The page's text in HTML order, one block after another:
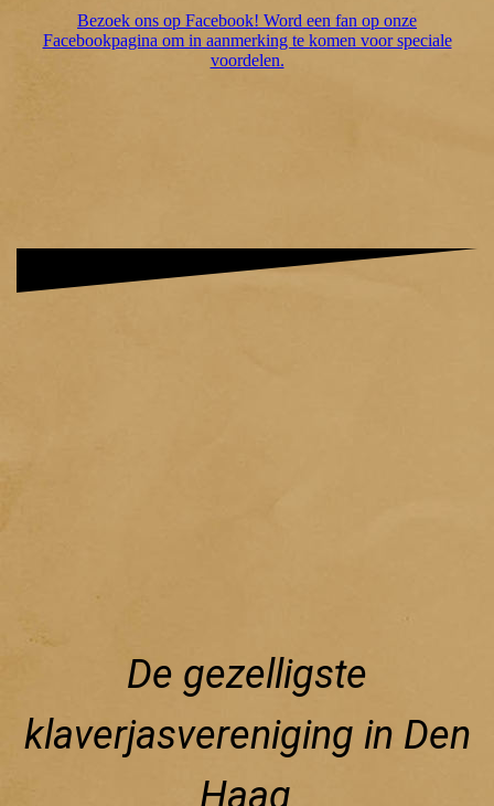
Bezoek ons op Facebook! Word een fan op onze
Facebookpagina om in aanmerking te komen voor speciale
voordelen.
De gezelligste
klaverjasvereniging in Den
Haag